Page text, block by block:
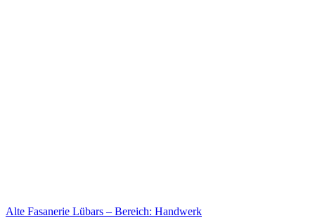
Alte Fasanerie Lübars – Bereich: Handwerk